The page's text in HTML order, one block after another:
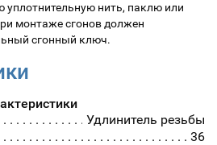
нить, паклю или
монтаже сгонов должен
сгонный ключ.
Удлинитель резьбы
36